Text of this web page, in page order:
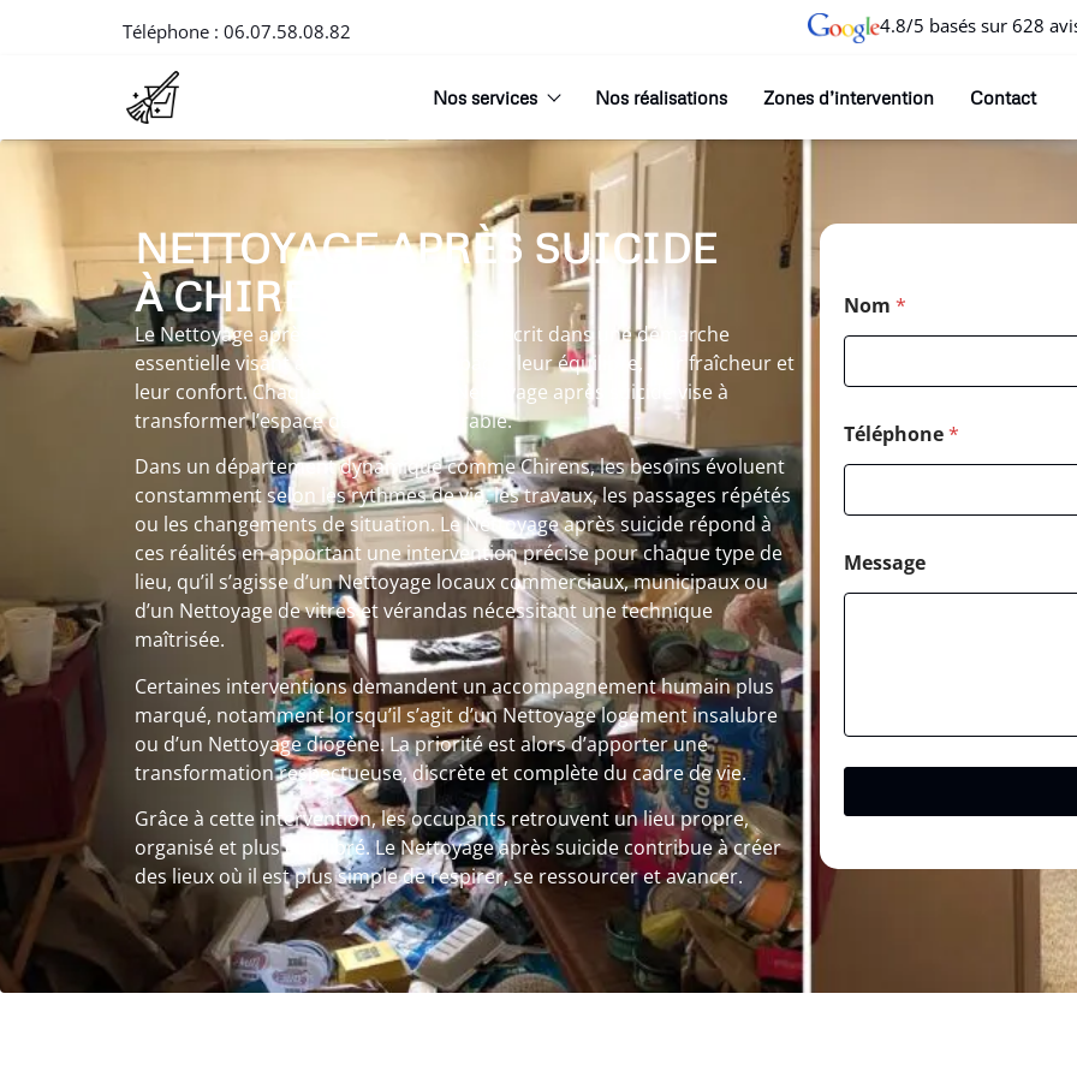
Téléphone : 06.07.58.08.82 4.8/5 basés sur 628
Nos services Nos réalisations Zones d’intervention Contact
NETTOYAGE APRÈS SUICIDE
À CHIRENS
Le Nettoyage après suicide à Chirens s’inscrit dans une démarche
essentielle visant à redonner aux espaces leur équilibre, leur fraîcheur et
leur confort. Chaque prestation de Nettoyage après suicide vise à
transformer l’espace de manière durable.
Dans un département dynamique comme Chirens, les besoins évoluent
constamment selon les rythmes de vie, les travaux, les passages répétés
ou les changements de situation. Le Nettoyage après suicide répond à
ces réalités en apportant une intervention précise pour chaque type de
lieu, qu’il s’agisse d’un Nettoyage locaux commerciaux, municipaux ou
d’un Nettoyage de vitres et vérandas nécessitant une technique
maîtrisée.
Certaines interventions demandent un accompagnement humain plus
marqué, notamment lorsqu’il s’agit d’un Nettoyage logement insalubre
ou d’un Nettoyage diogène. La priorité est alors d’apporter une
transformation respectueuse, discrète et complète du cadre de vie.
Grâce à cette intervention, les occupants retrouvent un lieu propre,
organisé et plus équilibré. Le Nettoyage après suicide contribue à créer
des lieux où il est plus simple de respirer, se ressourcer et avancer.
Nom *
Téléphone*
Message